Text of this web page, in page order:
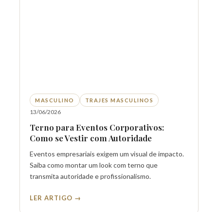
MASCULINO TRAJES MASCULINOS
13/06/2026
Terno para Eventos Corporativos:
Como se Vestir com Autoridade
Eventos empresariais exigem um visual de impacto.
Saiba como montar um look com terno que
transmita autoridade e profissionalismo.
LER ARTIGO →